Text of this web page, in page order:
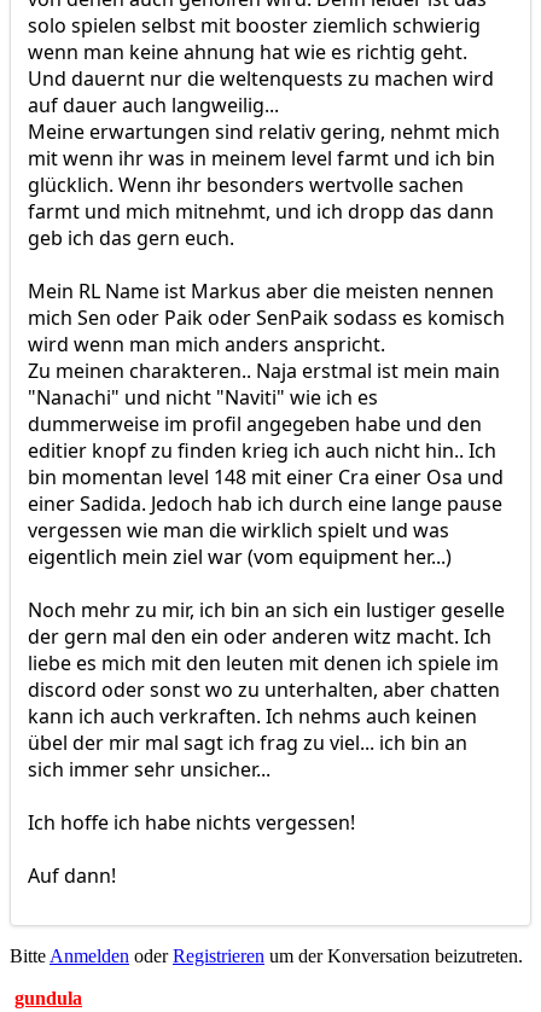
solo spielen selbst mit booster ziemlich schwierig
wenn man keine ahnung hat wie es richtig geht.
Und dauernt nur die weltenquests zu machen wird
auf dauer auch langweilig...
Meine erwartungen sind relativ gering, nehmt mich
mit wenn ihr was in meinem level farmt und ich bin
glücklich. Wenn ihr besonders wertvolle sachen
farmt und mich mitnehmt, und ich dropp das dann
geb ich das gern euch.
Mein RL Name ist Markus aber die meisten nennen
mich Sen oder Paik oder SenPaik sodass es komisch
wird wenn man mich anders anspricht.
Zu meinen charakteren.. Naja erstmal ist mein main
"Nanachi" und nicht "Naviti" wie ich es
dummerweise im profil angegeben habe und den
editier knopf zu finden krieg ich auch nicht hin.. Ich
bin momentan level 148 mit einer Cra einer Osa und
einer Sadida. Jedoch hab ich durch eine lange pause
vergessen wie man die wirklich spielt und was
eigentlich mein ziel war (vom equipment her...)
Noch mehr zu mir, ich bin an sich ein lustiger geselle
der gern mal den ein oder anderen witz macht. Ich
liebe es mich mit den leuten mit denen ich spiele im
discord oder sonst wo zu unterhalten, aber chatten
kann ich auch verkraften. Ich nehms auch keinen
übel der mir mal sagt ich frag zu viel... ich bin an
sich immer sehr unsicher...
Ich hoffe ich habe nichts vergessen!
Auf dann!
Bitte Anmelden oderRegistrieren um der Konversation beizutreten.
gundula